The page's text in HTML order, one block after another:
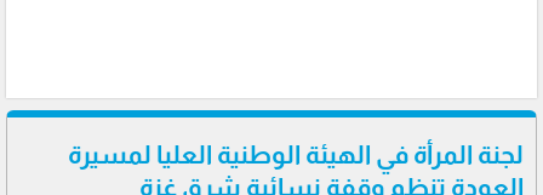
لجنة المرأة في الهيئة الوطنية العليا لمسيرة
العودة تنظم وقفة نسائية شرق غزة